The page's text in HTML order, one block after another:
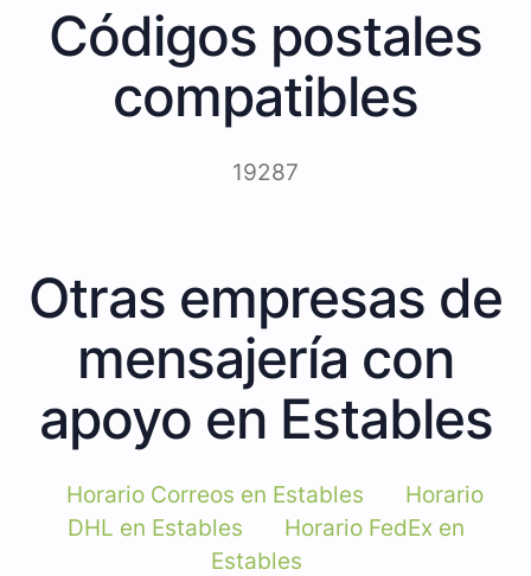
Códigos postales
compatibles
19287
Otras empresas de
mensajería con
apoyo en Estables
Horario Correos en Estables
Horario
DHL en Estables
Horario FedEx en
Estables